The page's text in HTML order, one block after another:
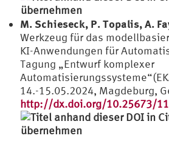
M. Schieseck, P. Topalis, A.
Werkzeug für das
KI-Anwendungen für
Tagung „Entwurf komplexer
14.-15.05.2024, Magdeburg,
http://dx.doi.org/10.25673/